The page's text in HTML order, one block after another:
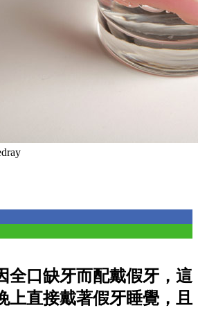
全口缺牙而配戴假牙，這
上直接戴著假牙睡覺，且